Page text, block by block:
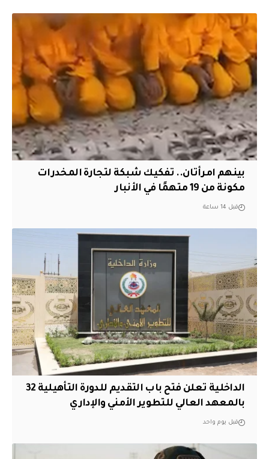
بينهم امرأتان.. تفكيك شبكة لتجارة المخدرات
مكونة من 19 متهمًا في الأنبار
قبل 14 ساعة
الداخلية تعلن فتح باب التقديم للدورة التأهيلية 32
بالمعهد العالي للتطوير الأمني والإداري
قبل يوم واحد